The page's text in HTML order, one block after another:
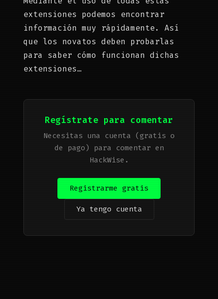
extensiones podemos encontrar
información muy rápidamente. Así
que los novatos deben probarlas
para saber cómo funcionan dichas
extensiones…
Regístrate para comentar
Necesitas una cuenta (gratis o
de pago) para comentar en
HackWise.
Registrarme gratis
Ya tengo cuenta